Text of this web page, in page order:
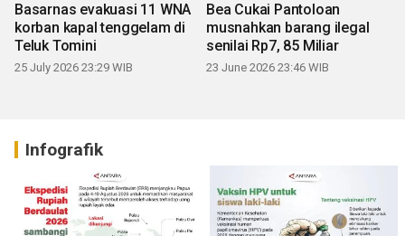
Basarnas evakuasi 11 WNA
korban kapal tenggelam di
Teluk Tomini
25 July 2026 23:29 WIB
Bea Cukai Pantoloan
musnahkan barang ilegal
senilai Rp7, 85 Miliar
23 June 2026 23:46 WIB
Infografik